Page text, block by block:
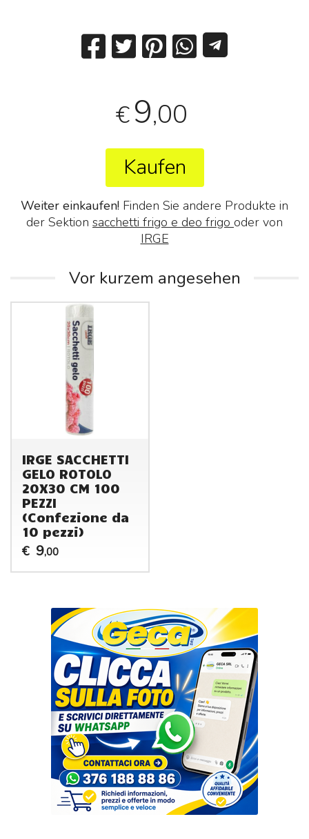
€9,00
Kaufen
Weiter einkaufen! Finden Sie andere Produkte in
der Sektion sacchetti frigo e deo frigo oder von
IRGE
Vor kurzem angesehen
IRGE SACCHETTI
GELO ROTOLO
20X30 CM 100
PEZZI
(Confezione da
10 pezzi)
€ 9,00